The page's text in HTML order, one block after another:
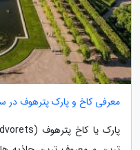
معرفی کاخ و پارک پترهوف در